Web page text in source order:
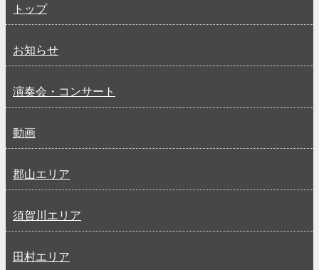
トップ
お知らせ
演奏会・コンサート
動画
郡山エリア
須賀川エリア
田村エリア